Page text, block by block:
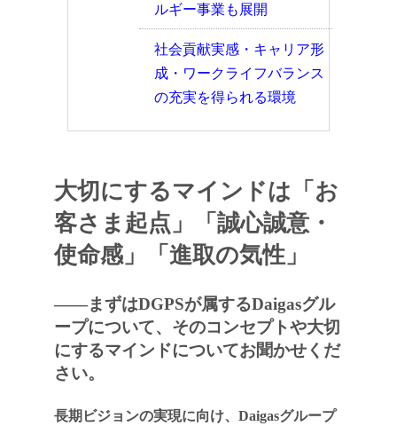
ルギー事業も展開
社会貢献実感・キャリア形
成・ワークライフバランス
の充実を得られる環境
大切にするマインドは「お
客さま起点」「誠心誠意・
使命感」「進取の気性」
――まずはDGPSが属するDaigasグル
ープについて、そのコンセプトや大切
にするマインドについてお聞かせくだ
さい。
長期ビジョンの実現に向け、Daigasグループ